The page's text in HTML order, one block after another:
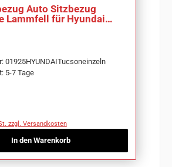
Auto Sitzbezug
Lammfell für Hyundai
01925HYUNDAITucsoneinzeln
5-7 Tage
zzgl. Versandkosten
In den Warenkorb